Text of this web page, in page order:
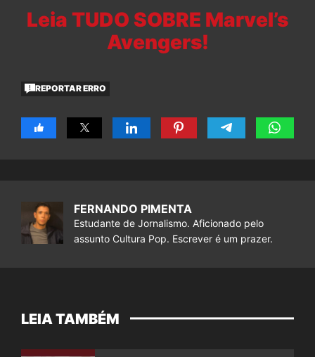
Leia TUDO SOBRE Marvel’s
Avengers!
REPORTAR ERRO
FERNANDO PIMENTA
Estudante de Jornalismo. Aficionado pelo
assunto Cultura Pop. Escrever é um prazer.
LEIA TAMBÉM